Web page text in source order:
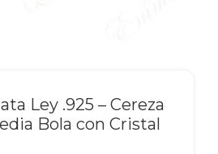
Ley .925 – Cereza
Bola con Cristal